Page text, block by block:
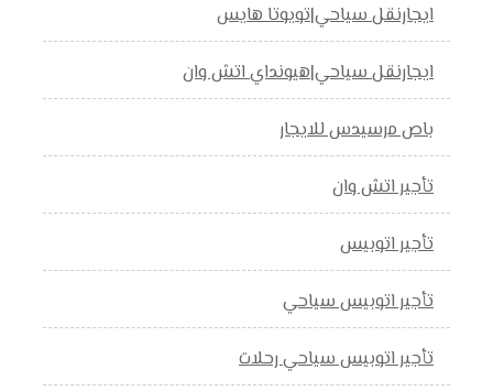
ايجارنقل سياحي|تويوتا هايس
ايجارنقل سياحي|هيونداي اتش وان
باص مرسيدس للايجار
تأجير اتش وان
تأجير اتوبيس
تأجير اتوبيس سياحي
تأجير اتوبيس سياحي رحلات